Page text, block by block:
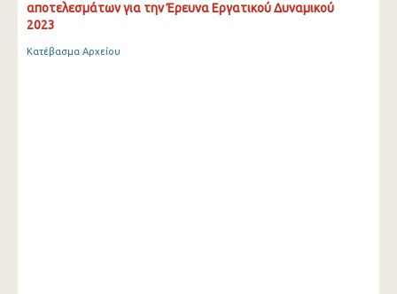
αποτελεσμάτων για την Έρευνα Εργατικού Δυναμικού
2023
Κατέβασμα Αρχείου